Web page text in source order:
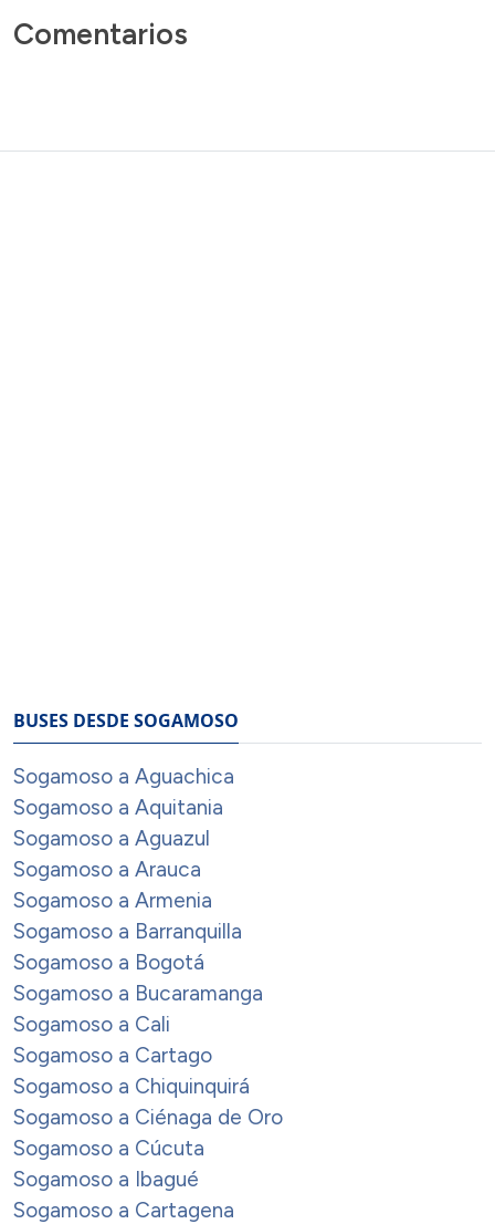
Comentarios
BUSES DESDE SOGAMOSO
Sogamoso a Aguachica
Sogamoso a Aquitania
Sogamoso a Aguazul
Sogamoso a Arauca
Sogamoso a Armenia
Sogamoso a Barranquilla
Sogamoso a Bogotá
Sogamoso a Bucaramanga
Sogamoso a Cali
Sogamoso a Cartago
Sogamoso a Chiquinquirá
Sogamoso a Ciénaga de Oro
Sogamoso a Cúcuta
Sogamoso a Ibagué
Sogamoso a Cartagena